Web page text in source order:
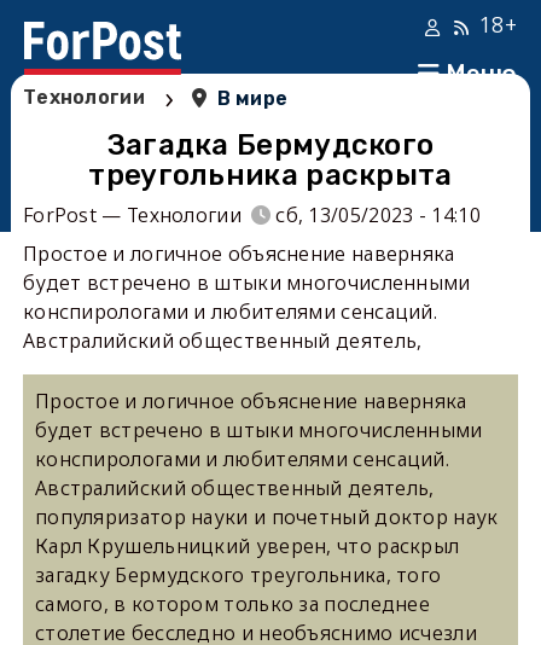
Меню
18+
Технологии › В мире
Загадка Бермудского
треугольника раскрыта
ForPost — Технологии
сб, 13/05/2023 - 14:10
Простое и логичное объяснение наверняка
будет встречено в штыки многочисленными
конспирологами и любителями сенсаций.
Австралийский общественный деятель,
Простое и логичное объяснение наверняка
будет встречено в штыки многочисленными
конспирологами и любителями сенсаций.
Австралийский общественный деятель,
популяризатор науки и почетный доктор наук
Карл Крушельницкий уверен, что раскрыл
загадку Бермудского треугольника, того
самого, в котором только за последнее
столетие бесследно и необъяснимо исчезли